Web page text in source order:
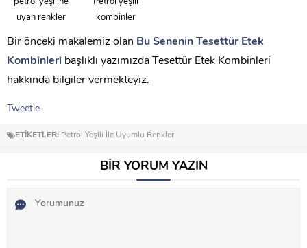
uyan renkler
kombinler
Bir önceki makalemiz olan Bu Senenin Tesettür Etek
Kombinleri başlıklı yazımızda Tesettür Etek Kombinleri
hakkında bilgiler vermekteyiz.
Tweetle
ETİKETLER: Petrol Yeşili İle Uyumlu Renkler
BİR YORUM YAZIN